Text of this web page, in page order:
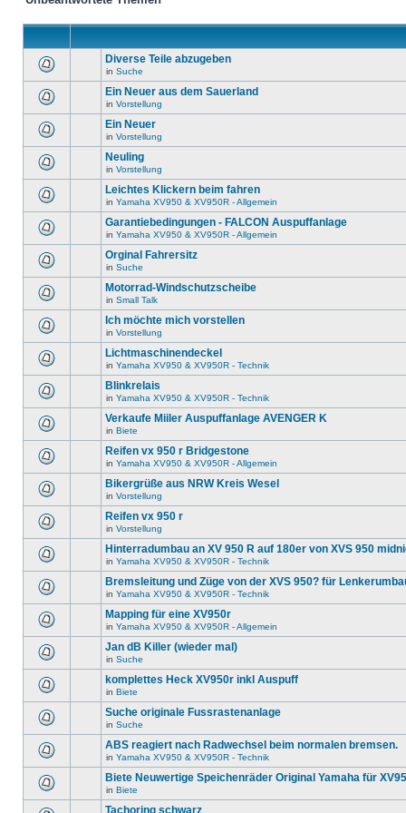
Diverse Teile abzugeben
in Suche
Ein Neuer aus dem Sauerland
in Vorstellung
Ein Neuer
in Vorstellung
Neuling
in Vorstellung
Leichtes Klickern beim fahren
in Yamaha XV950 & XV950R - Allgemein
Garantiebedingungen - FALCON Auspuffanlage
in Yamaha XV950 & XV950R - Allgemein
Orginal Fahrersitz
in Suche
Motorrad-Windschutzscheibe
in Small Talk
Ich möchte mich vorstellen
in Vorstellung
Lichtmaschinendeckel
in Yamaha XV950 & XV950R - Technik
Blinkrelais
in Yamaha XV950 & XV950R - Technik
Verkaufe Miiler Auspuffanlage AVENGER K
in Biete
Reifen vx 950 r Bridgestone
in Yamaha XV950 & XV950R - Allgemein
Bikergrüße aus NRW Kreis Wesel
in Vorstellung
Reifen vx 950 r
in Vorstellung
Hinterradumbau an XV 950 R auf 180er von XVS 950
in Yamaha XV950 & XV950R - Technik
Bremsleitung und Züge von der XVS 950? für
in Yamaha XV950 & XV950R - Technik
Mapping für eine XV950r
in Yamaha XV950 & XV950R - Allgemein
Jan dB Killer (wieder mal)
in Suche
komplettes Heck XV950r inkl Auspuff
in Biete
Suche originale Fussrastenanlage
in Suche
ABS reagiert nach Radwechsel beim normalen bremsen.
in Yamaha XV950 & XV950R - Technik
Biete Neuwertige Speichenräder Original Yamaha für
in Biete
Tachoring schwarz